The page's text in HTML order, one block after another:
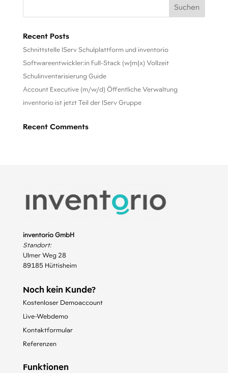
Recent Posts
Schnittstelle IServ Schulplattform und inventorio
Softwareentwickler:in Full-Stack (w|m|x) Vollzeit
Schulinventarisierung Guide
Account Executive (m/w/d) Öffentliche Verwaltung
inventorio ist jetzt Teil der IServ Gruppe
Recent Comments
inventorio GmbH
Standort:
Ulmer Weg 28
89185 Hüttisheim
Noch kein Kunde?
Kostenloser Demoaccount
Live-Webdemo
Kontaktformular
Referenzen
Funktionen